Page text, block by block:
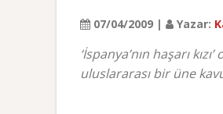
07/04/2009 | Yazar:
‘İspanya’nın haşarı
uluslararası bir üne